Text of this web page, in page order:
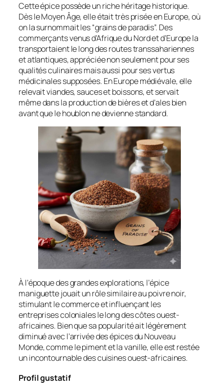
Cette épice possède un riche héritage historique.
Dès le Moyen Âge, elle était très prisée en Europe, où
on la surnommait les “grains de paradis”. Des
commerçants venus d’Afrique du Nord et d’Europe la
transportaient le long des routes transsahariennes
et atlantiques, appréciée non seulement pour ses
qualités culinaires mais aussi pour ses vertus
médicinales supposées. En Europe médiévale, elle
relevait viandes, sauces et boissons, et servait
même dans la production de bières et d’ales bien
avant que le houblon ne devienne standard.
À l’époque des grandes explorations, l’épice
maniguette jouait un rôle similaire au poivre noir,
stimulant le commerce et influençant les
entreprises coloniales le long des côtes ouest-
africaines. Bien que sa popularité ait légèrement
diminué avec l’arrivée des épices du Nouveau
Monde, comme le piment et la vanille, elle est restée
un incontournable des cuisines ouest-africaines.
Profil gustatif